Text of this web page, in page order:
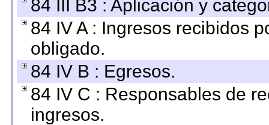
84 III B3 : Aplicación y
84 IV A : Ingresos recibidos
obligado.
84 IV B : Egresos.
84 IV C : Responsables de
ingresos.